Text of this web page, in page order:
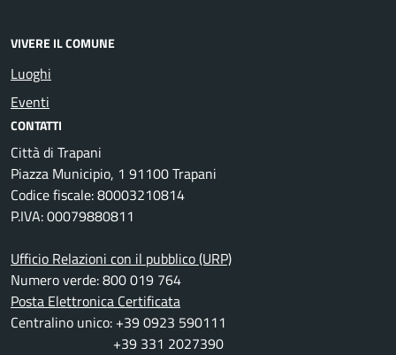
VIVERE IL COMUNE
Luoghi
Eventi
CONTATTI
Città di Trapani
Piazza Municipio, 1 91100 Trapani
Codice fiscale: 80003210814
P.IVA: 00079880811
Ufficio Relazioni con il pubblico (URP)
Numero verde: 800 019 764
Posta Elettronica Certificata
Centralino unico: +39 0923 590111
+39 331 2027390